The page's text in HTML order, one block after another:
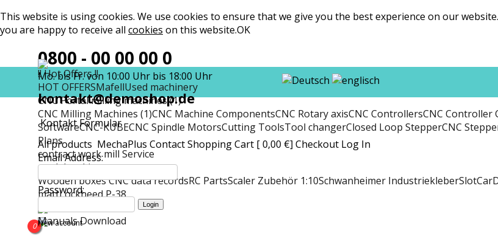
This website is using cookies. We use cookies to ensure that we give you the best experience on our
you are happy to receive all cookies on this website.OK
!! Hot Offers !!
HOT OFFERSMafellUsed machinery
CNC Portal milling machines (1)
CNC Milling Machines (1)CNC Machine ComponentsCNC Rotary axisCNC ControllersCNC Controller
SoftwareCNC-KUBECNC Spindle MotorsCutting ToolsTool changerClosed Loop StepperCNC
Plans
contract work mill Service
model making
Wooden boxes CNC data recordsRC PartsScaler Zubehör 1:10Schwanheimer IndustriekleberSlotCar
mattLockheed P-38
Manuals Download
Manuals Download
0800 - 00 00 00 0
Mo. bis Fr. von 10:00 Uhr bis 18:00 Uhr
kontakt@demoshop.de
Kontakt Formular
All products MechaPlus ContactShopping Cart [ 0,00 €] Checkout Log In
Email Address:
Password:
New account
0